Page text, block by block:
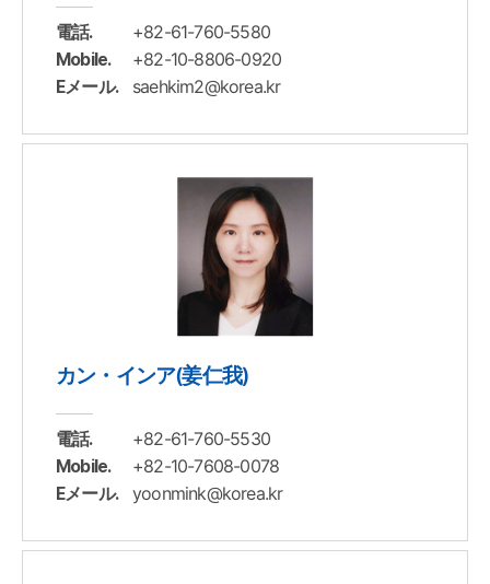
電話. +82-61-760-5580
Mobile. +82-10-8806-0920
Eメール. saehkim2@korea.kr
カン・インア(姜仁我)
電話. +82-61-760-5530
Mobile. +82-10-7608-0078
Eメール. yoonmink@korea.kr